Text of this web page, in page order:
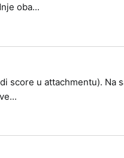
oba...
score u attachmentu). Na